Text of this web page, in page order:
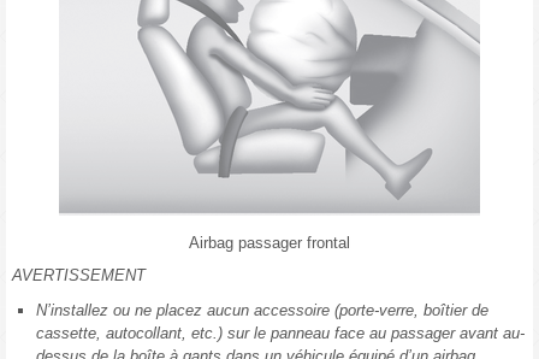
Airbag passager frontal
AVERTISSEMENT
N’installez ou ne placez aucun accessoire (porte-verre, boîtier de
cassette, autocollant, etc.) sur le panneau face au passager avant au-